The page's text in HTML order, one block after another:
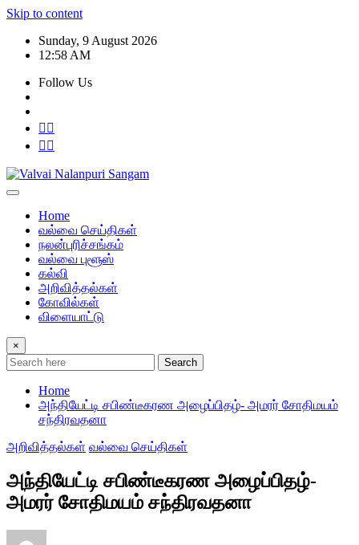
Skip to content
Sunday, 9 August 2026
12:58 AM
Follow Us
Home
வல்வை செய்திகள்
நலன்புரிச்சங்கம்
வல்வை புளூஸ்
கல்வி
அறிவித்தல்கள்
கோவில்கள்
விளையாட்டு
×
Search
Home
அந்தியேட்டி சபிண்டீகரண அழைப்பிதழ்- அமரர் சோதிமயம்
சந்திரவதனா
அறிவித்தல்கள் வல்வை செய்திகள்
அந்தியேட்டி சபிண்டீகரண அழைப்பிதழ்-
அமரர் சோதிமயம் சந்திரவதனா